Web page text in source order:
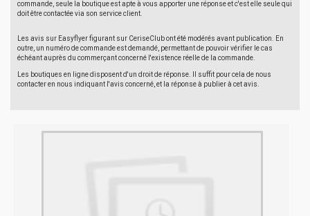
commande, seule la boutique est apte à vous apporter une réponse et c'est elle seule qui
doit être contactée via son service client.
Les avis sur Easyflyer figurant sur CeriseClub ont été modérés avant publication. En
outre, un numéro de commande est demandé, permettant de pouvoir vérifier le cas
échéant auprès du commerçant concerné l'existence réelle de la commande.
Les boutiques en ligne disposent d'un droit de réponse. Il suffit pour cela de nous
contacter en nous indiquant l'avis concerné, et la réponse à publier à cet avis.